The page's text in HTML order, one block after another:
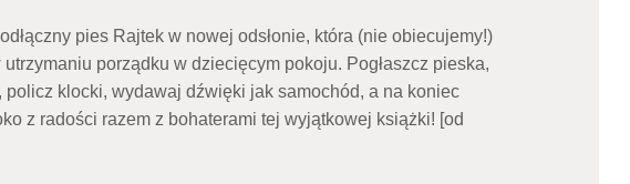
pies Rajtek w nowej odsłonie, która (nie obiecujemy!)
utrzymaniu porządku w dziecięcym pokoju. Pogłaszcz pieska,
policz klocki, wydawaj dźwięki jak samochód, a na koniec
z radości razem z bohaterami tej wyjątkowej książki! [od